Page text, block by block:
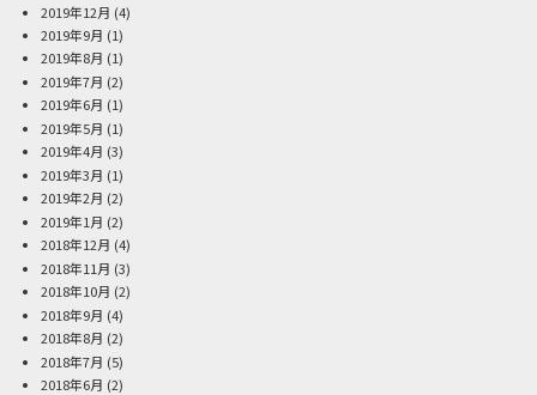
2019年12月 (4)
2019年9月 (1)
2019年8月 (1)
2019年7月 (2)
2019年6月 (1)
2019年5月 (1)
2019年4月 (3)
2019年3月 (1)
2019年2月 (2)
2019年1月 (2)
2018年12月 (4)
2018年11月 (3)
2018年10月 (2)
2018年9月 (4)
2018年8月 (2)
2018年7月 (5)
2018年6月 (2)